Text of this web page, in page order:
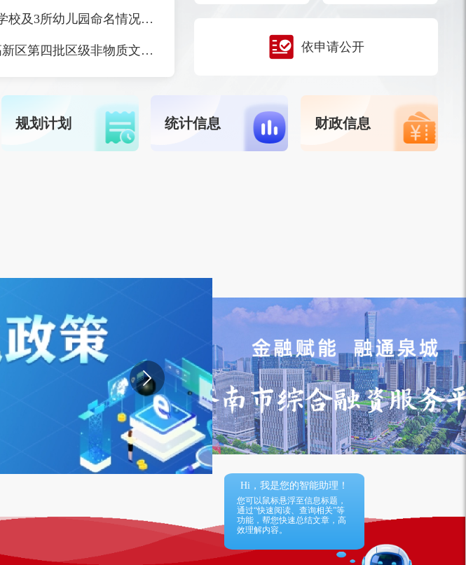
济南高新区管委会关于高新区1所学校及3所幼儿园命名情况的批复
济南高新区管委会关于公布济南高新区第四批区级非物质文化遗产代表性项目名录及第四批区级非物质文化遗产项目代表性传承人名单的通知 依申请公开
规划计划 统计信息 财政信息